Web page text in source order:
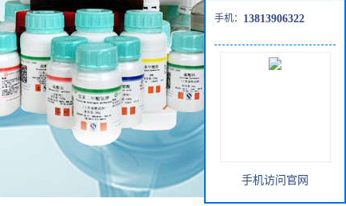
手机： 13813906322
手机访问官网